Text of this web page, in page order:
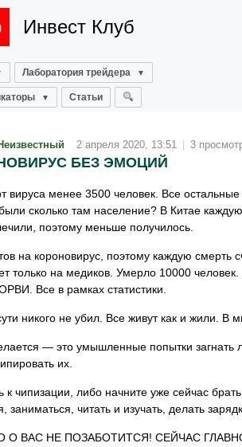
Инвест Клуб
Лаборатория трейдера
Статьи
2 апреля 2020, 13:51 | 3
БЕЗ ЭМОЦИЙ
вируса менее 3500 человек. Все
сколько там население? В Китае
поэтому меньше получилось.
на короновирус, поэтому каждую смерть
только на медиков. Умерло 10000
Все в рамках статистики.
никого не убил. Все живут как и жили. В
— это умышленные попытки загнать
их.
к чипизации, либо начните уже сейчас
заниматься, читать и изучать, делать
О ВАС НЕ ПОЗАБОТИТСЯ! СЕЙЧАС